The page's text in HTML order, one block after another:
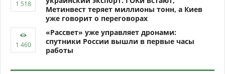
Метинвест теряет миллионы тонн, а Киев
уже говорит о переговорах
«Рассвет» уже управляет дронами:
спутники России вышли в первые часы
работы